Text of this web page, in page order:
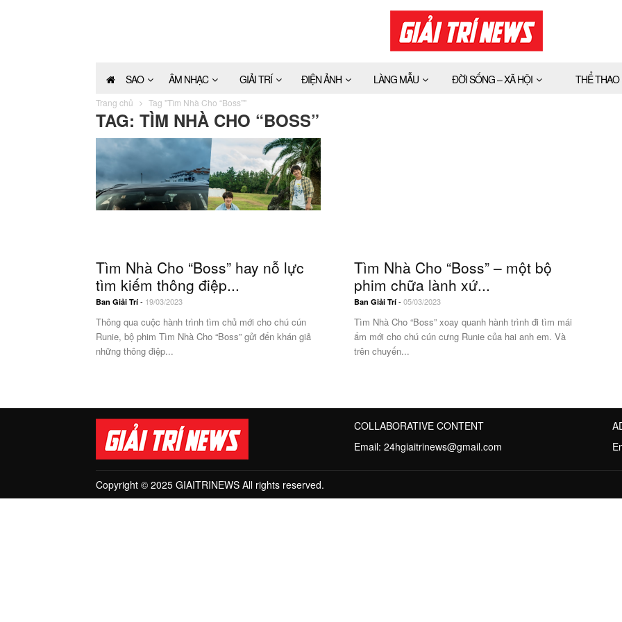
SAO ÂM NHẠC GIẢI TRÍ ĐIỆN ẢNH LÀNG MẪU ĐỜI SỐNG – XÃ HỘI THỂ THAO
Trang chủ Tag "Tìm Nhà Cho “Boss”"
TAG: TÌM NHÀ CHO “BOSS”
Tìm Nhà Cho “Boss” hay nỗ lực
tìm kiếm thông điệp...
Ban Giải Trí - 19/03/2023
Thông qua cuộc hành trình tìm chủ mới cho chú cún
Runie, bộ phim Tìm Nhà Cho “Boss” gửi đến khán giả
những thông điệp...
Tìm Nhà Cho “Boss” – một bộ
phim chữa lành xứ...
Ban Giải Trí - 05/03/2023
Tìm Nhà Cho “Boss” xoay quanh hành trình đi tìm mái
ấm mới cho chú cún cưng Runie của hai anh em. Và
trên chuyến...
COLLABORATIVE CONTENT
Email: 24hgiaitrinews@gmail.com
Copyright © 2025 GIAITRINEWS All rights reserved.